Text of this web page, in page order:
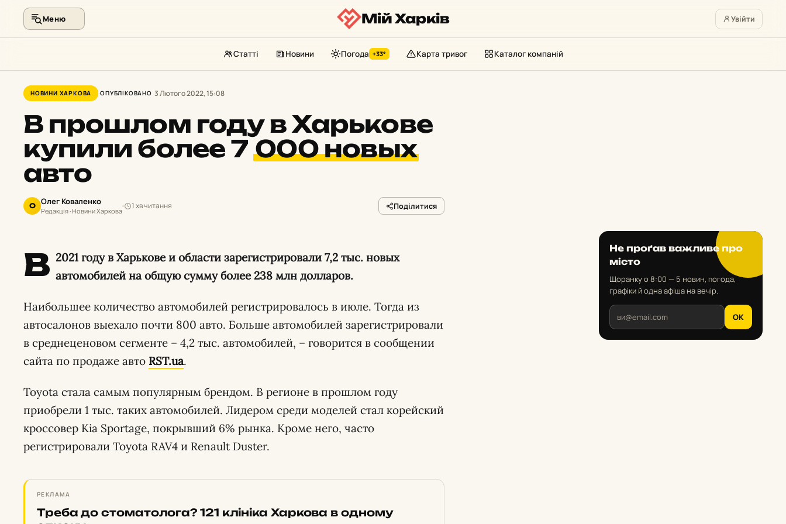
контенту
Меню Мій Харків Увійти
Статті Новини Погода +33° Карта тривог Каталог компаній
НОВИНИ ХАРКОВА ОПУБЛІКОВАНО 3 Лютого 2022, 15:08
В прошлом году в Харькове
купили более 7 000 новых
авто
О Олег Коваленко
Редакція · Новини Харкова
1 хв читання Поділитися
В 2021 году в Харькове и области зарегистрировали 7,2 тыс. новых
автомобилей на общую сумму более 238 млн долларов.
Наибольшее количество автомобилей регистрировалось в июле. Тогда из
автосалонов выехало почти 800 авто. Больше автомобилей зарегистрировали
в среднеценовом сегменте – 4,2 тыс. автомобилей, – говорится в сообщении
сайта по продаже авто RST.ua.
Toyota стала самым популярным брендом. В регионе в прошлом году
приобрели 1 тыс. таких автомобилей. Лидером среди моделей стал корейский
кроссовер Kia Sportage, покрывший 6% рынка. Кроме него, часто
регистрировали Toyota RAV4 и Renault Duster.
РЕКЛАМА
Треба до стоматолога? 121 клініка Харкова в одному
Не проґав важливе про
місто
Щоранку о 8:00 — 5 новин, погода,
графіки й одна афіша на вечір.
OK